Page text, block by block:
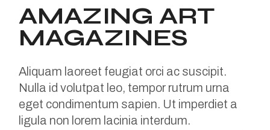
AMAZING ART
MAGAZINES
Aliquam laoreet feugiat orci ac suscipit.
Nulla id volutpat leo, tempor rutrum urna
eget condimentum sapien. Ut imperdiet a
ligula non lorem lacinia interdum.